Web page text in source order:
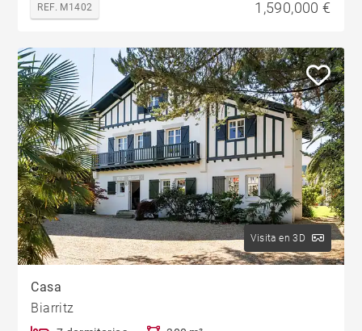
REF. M1402 1,590,000 €
Visita en 3D
Casa
Biarritz